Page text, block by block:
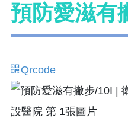
預防愛滋有
Qrcode